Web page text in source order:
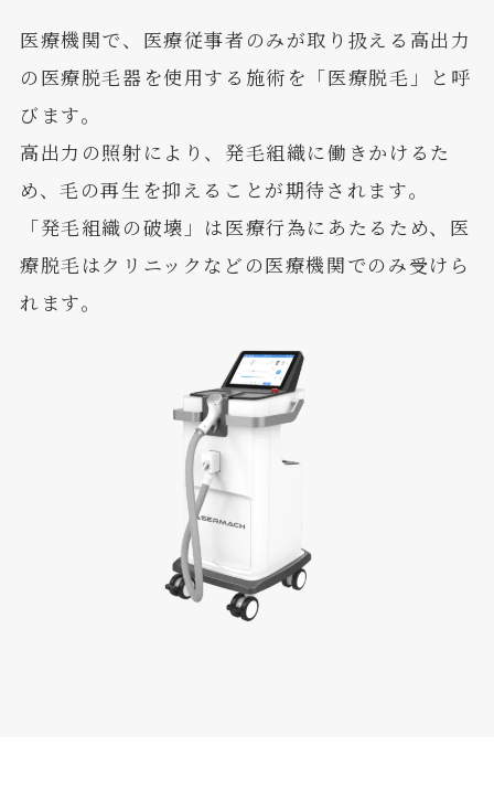
医療機関で、医療従事者のみが取り扱える高出力
の医療脱毛器を使用する施術を「医療脱毛」と呼
びます。
高出力の照射により、発毛組織に働きかけるた
め、毛の再生を抑えることが期待されます。
「発毛組織の破壊」は医療行為にあたるため、医
療脱毛はクリニックなどの医療機関でのみ受けら
れます。